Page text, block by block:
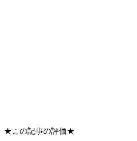
★この記事の評価★